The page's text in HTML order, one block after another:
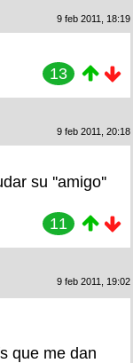
9 feb 2011, 18:19
13
9 feb 2011, 20:18
su ''amigo''
11
9 feb 2011, 19:02
que me dan